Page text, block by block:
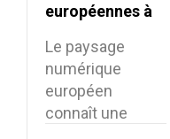
européennes à
Le paysage
numérique
européen
connaît une